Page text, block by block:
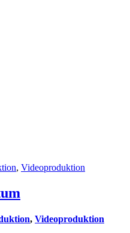
, Videoproduktion
, Videoproduktion